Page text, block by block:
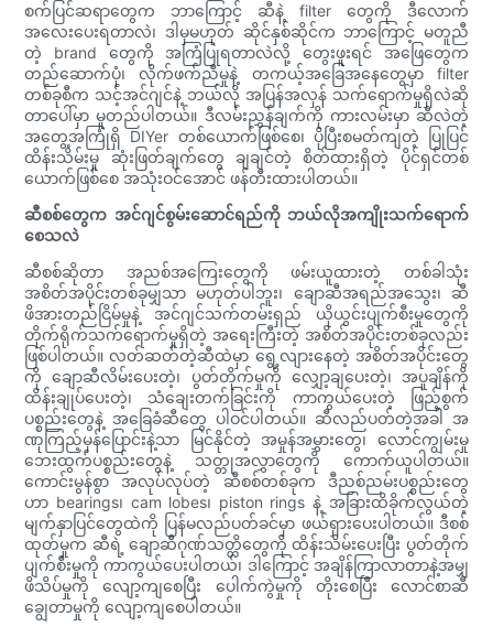
စက်ပြင်ဆရာတွေက ဘာကြောင့် ဆီနဲ့ filter တွေကို ဒီလောက်
အလေးပေးရတာလဲ၊ ဒါမှမဟုတ် ဆိုင်နှစ်ဆိုင်က ဘာကြောင့် မတူညီ
တဲ့ brand တွေကို အကြံပြုရတာလဲလို့ တွေးဖူးရင် အဖြေတွေက
တည်ဆောက်ပုံ၊ လိုက်ဖက်ညီမှုနဲ့ တကယ့်အခြေအနေတွေမှာ filter
တစ်ခုစီက သင့်အင်ဂျင်နဲ့ ဘယ်လို အပြန်အလှန် သက်ရောက်မှုရှိလဲဆို
တာပေါ်မှာ မူတည်ပါတယ်။ ဒီလမ်းညွှန်ချက်ကို ကားလမ်းမှာ ဆီလဲတဲ့
အတွေ့အကြုံရှိ DIYer တစ်ယောက်ဖြစ်စေ၊ ပိုပြီးစမတ်ကျတဲ့ ပြုပြင်
ထိန်းသိမ်းမှု ဆုံးဖြတ်ချက်တွေ ချချင်တဲ့ စိတ်ထားရှိတဲ့ ပိုင်ရှင်တစ်
ယောက်ဖြစ်စေ အသုံးဝင်အောင် ဖန်တီးထားပါတယ်။
ဆီစစ်တွေက အင်ဂျင်စွမ်းဆောင်ရည်ကို ဘယ်လိုအကျိုးသက်ရောက်
စေသလဲ
ဆီစစ်ဆိုတာ အညစ်အကြေးတွေကို ဖမ်းယူထားတဲ့ တစ်ခါသုံး
အစိတ်အပိုင်းတစ်ခုမျှသာ မဟုတ်ပါဘူး၊ ချောဆီအရည်အသွေး၊ ဆီ
ဖိအားတည်ငြိမ်မှုနဲ့ အင်ဂျင်သက်တမ်းရှည် ယိုယွင်းပျက်စီးမှုတွေကို
တိုက်ရိုက်သက်ရောက်မှုရှိတဲ့ အရေးကြီးတဲ့ အစိတ်အပိုင်းတစ်ခုလည်း
ဖြစ်ပါတယ်။ လတ်ဆတ်တဲ့ဆီထဲမှာ ရွေ့လျားနေတဲ့ အစိတ်အပိုင်းတွေ
ကို ချောဆီလိမ်းပေးတဲ့၊ ပွတ်တိုက်မှုကို လျှော့ချပေးတဲ့၊ အပူချိန်ကို
ထိန်းချုပ်ပေးတဲ့၊ သံချေးတက်ခြင်းကို ကာကွယ်ပေးတဲ့ ဖြည့်စွက်
ပစ္စည်းတွေနဲ့ အခြေခံဆီတွေ ပါဝင်ပါတယ်။ ဆီလည်ပတ်တဲ့အခါ အ
ဏုကြည့်မှန်ပြောင်းနဲ့သာ မြင်နိုင်တဲ့ အမှုန်အမွှားတွေ၊ လောင်ကျွမ်းမှု
ဘေးထွက်ပစ္စည်းတွေနဲ့ သတ္တုအလွှာတွေကို ကောက်ယူပါတယ်။
ကောင်းမွန်စွာ အလုပ်လုပ်တဲ့ ဆီစစ်တစ်ခုက ဒီညစ်ညမ်းပစ္စည်းတွေ
ဟာ bearings၊ cam lobes၊ piston rings နဲ့ အခြားထိခိုက်လွယ်တဲ့
မျက်နှာပြင်တွေထဲကို ပြန်မလည်ပတ်ခင်မှာ ဖယ်ရှားပေးပါတယ်။ ဒီစစ်
ထုတ်မှုက ဆီရဲ့ ချောဆီဂုဏ်သတ္တိတွေကို ထိန်းသိမ်းပေးပြီး ပွတ်တိုက်
ပျက်စီးမှုကို ကာကွယ်ပေးပါတယ်၊ ဒါကြောင့် အချိန်ကြာလာတာနဲ့အမျှ
ဖိသိပ်မှုကို လျော့ကျစေပြီး ပေါက်ကွဲမှုကို တိုးစေပြီး လောင်စာဆီ
ချွေတာမှုကို လျော့ကျစေပါတယ်။